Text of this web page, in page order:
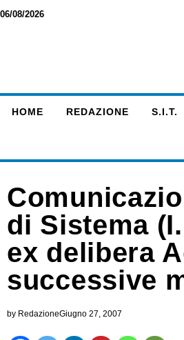
06/08/2026
HOME REDAZIONE S.I.T.
di Sistema
ex delibera
successive
by RedazioneGiugno 27, 2007